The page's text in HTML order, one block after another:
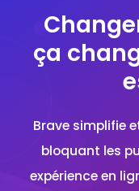
ça
Brave simplifie
bloquant les
expérience en